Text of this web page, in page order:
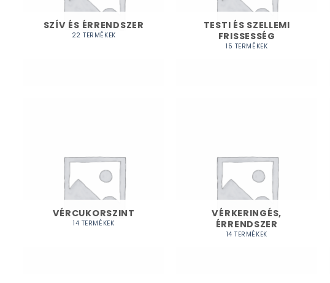
SZÍV ÉS ÉRRENDSZER
22 TERMÉKEK
TESTI ÉS SZELLEMI
FRISSESSÉG
15 TERMÉKEK
VÉRCUKORSZINT
14 TERMÉKEK
VÉRKERINGÉS,
ÉRRENDSZER
14 TERMÉKEK